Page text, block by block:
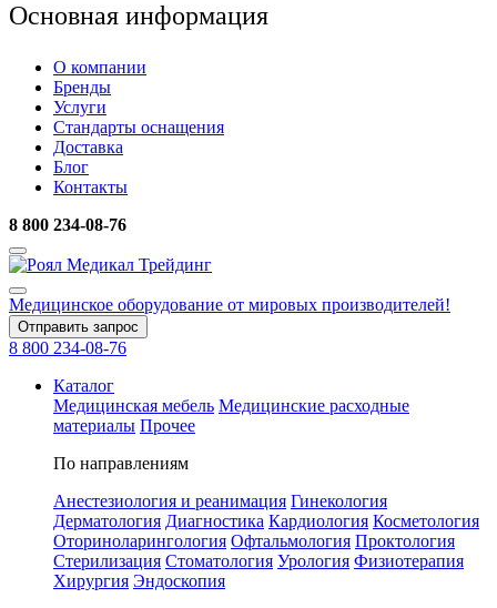
Основная информация
О компании
Бренды
Услуги
Стандарты оснащения
Доставка
Блог
Контакты
8 800 234-08-76
Медицинское оборудование от мировых производителей!
Отправить запрос
8 800 234-08-76
Каталог
Медицинская мебель Медицинские расходные
материалы Прочее
По направлениям
Анестезиология и реанимация Гинекология
Дерматология Диагностика Кардиология Косметология
Оториноларингология Офтальмология Проктология
Стерилизация Стоматология Урология Физиотерапия
Хирургия Эндоскопия